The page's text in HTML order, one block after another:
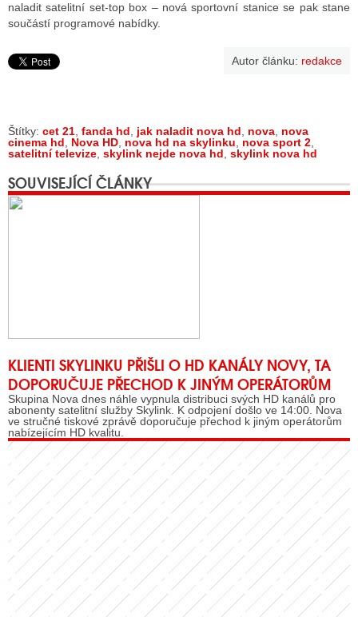
naladit satelitní set-top box – nová sportovní stanice se pak stane
součástí programové nabídky.
Autor článku: redakce
Štítky: cet 21 fanda hd jak naladit nova hd nova nova
cinema hd
Nova HD nova hd na skylinku nova sport 2
satelitní televize skylink nejde nova hd skylink nova hd
SOUVISEJÍCÍ ČLÁNKY
KLIENTI SKYLINKU PŘIŠLI O HD KANÁLY NOVY, TA
DOPORUČUJE PŘECHOD K JINÝM OPERÁTORŮM
Skupina Nova dnes náhle vypnula distribuci svých HD kanálů pro
abonenty satelitní služby Skylink. K odpojení došlo ve 14:00. Nova
ve stručné tiskové zprávě doporučuje přechod k jiným operátorům
nabízejícím HD kvalitu.